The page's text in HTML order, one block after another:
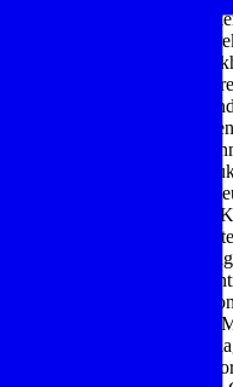
Inbouwaccessoires »
» Hoekkast
»
Keukenkranen » Met
Keukenkranen »
Keukenkranen »
» Duurzaamheid
Keukenverlichting »
» Plintverwarming/
Montagematerialen »
voor
van lades en deuren
Montagematerialen »
» Kabels